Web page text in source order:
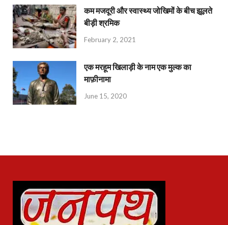
कम मजदूरी और स्वास्थ्य जोखिमों के बीच झूलते
बीड़ी श्रमिक
February 2, 2021
एक मरहूम खिलाड़ी के नाम एक मुल्क का
माफ़ीनामा
June 15, 2020